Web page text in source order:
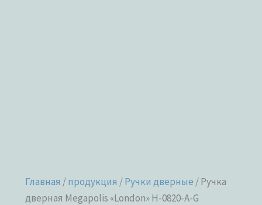
Главная /продукция /Ручки дверные / Ручка
дверная Megapolis «London» H-0820-A-G